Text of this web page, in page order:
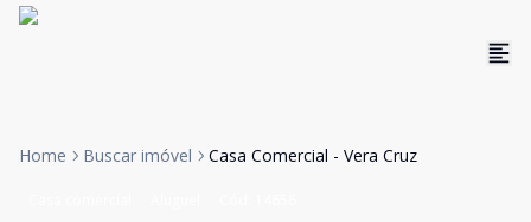
Home Buscar imóvel Casa Comercial - Vera Cruz